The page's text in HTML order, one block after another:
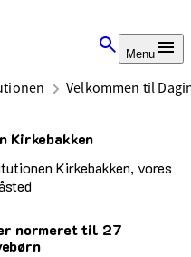
Menu
Velkommen til
Kirkebakken
Kirkebakken, vores
normeret til 27